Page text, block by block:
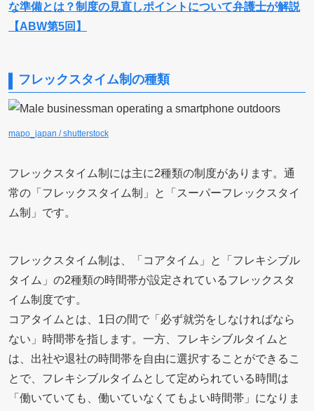
な準備とは？制度の見直しポイントについて弁護士が解説
【ABW第5回】
フレックスタイム制の種類
mapo_japan / shutterstock
フレックスタイム制には主に2種類の制度があります。通
常の「フレックスタイム制」と「スーパーフレックスタイ
ム制」です。
フレックスタイム制は、「コアタイム」と「フレキシブル
タイム」の2種類の時間帯が設定されているフレックスタ
イム制度です。
コアタイムとは、1日の間で「必ず就労をしなければなら
ない」時間帯を指します。一方、フレキシブルタイムと
は、出社や退社の時間帯を自由に選択することができるこ
とで、フレキシブルタイムとして定められている時間は
「働いていても、働いていなくてもよい時間帯」になりま